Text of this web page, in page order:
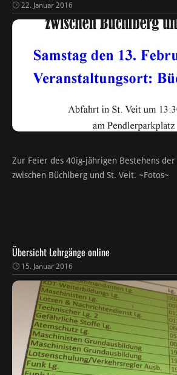
22. Januar 2016
Zur Feier des 40ig-jährigen Bestehens
zwischen Büchlberg und St. Veit. ~Fotos~
Übersicht Lehrgänge online
15. Januar 2016